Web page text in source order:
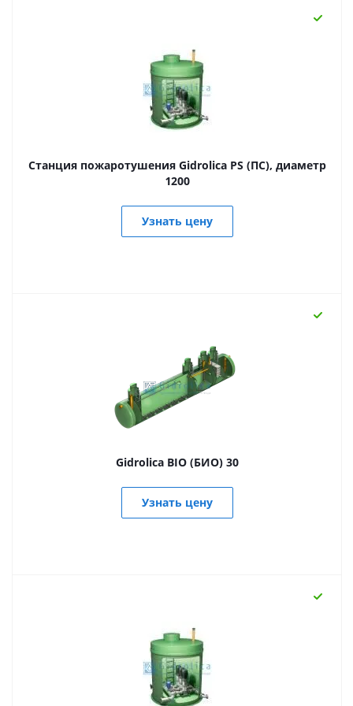
Станция пожаротушения Gidrolica PS (ПС), диаметр
1200
Узнать цену
Gidrolica BIO (БИО) 30
Узнать цену